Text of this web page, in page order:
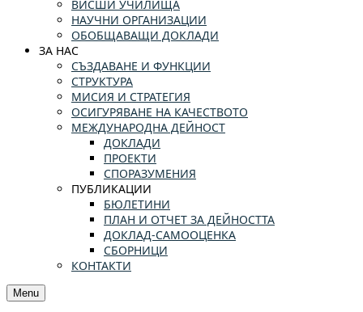
ВИСШИ УЧИЛИЩА
НАУЧНИ ОРГАНИЗАЦИИ
ОБОБЩАВАЩИ ДОКЛАДИ
ЗА НАС
СЪЗДАВАНЕ И ФУНКЦИИ
СТРУКТУРА
МИСИЯ И СТРАТЕГИЯ
ОСИГУРЯВАНЕ НА КАЧЕСТВОТО
МЕЖДУНАРОДНА ДЕЙНОСТ
ДОКЛАДИ
ПРОЕКТИ
СПОРАЗУМЕНИЯ
ПУБЛИКАЦИИ
БЮЛЕТИНИ
ПЛАН И ОТЧЕТ ЗА ДЕЙНОСТТА
ДОКЛАД-САМООЦЕНКА
СБОРНИЦИ
КОНТАКТИ
Menu